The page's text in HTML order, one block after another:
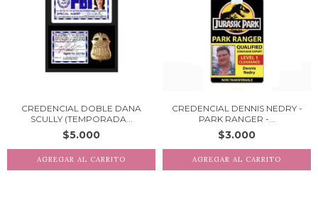
CREDENCIAL DOBLE DANA
SCULLY (TEMPORADA...
$5.000
CREDENCIAL DENNIS NEDRY -
PARK RANGER -...
$3.000